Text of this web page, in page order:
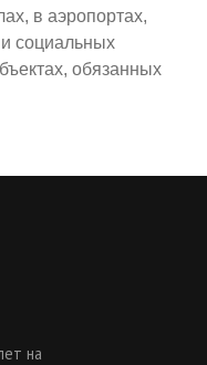
в аэропортах,
социальных
обязанных
на